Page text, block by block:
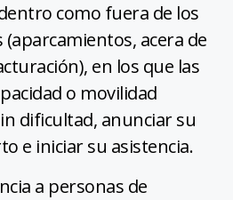
como fuera de los
acera de
en los que las
o movilidad
dificultad, anunciar su
e iniciar su asistencia.
a personas de